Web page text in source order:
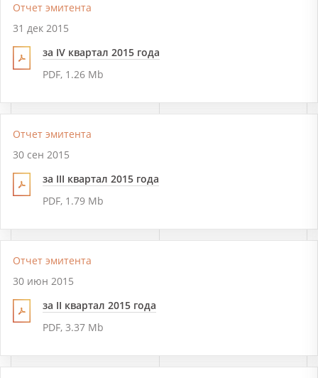
Отчет эмитента
31 дек 2015
за IV квартал 2015 года
PDF, 1.26 Mb
Отчет эмитента
30 сен 2015
за III квартал 2015 года
PDF, 1.79 Mb
Отчет эмитента
30 июн 2015
за II квартал 2015 года
PDF, 3.37 Mb